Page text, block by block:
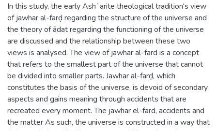
In this study, the early Ashʿarite theological tradition's view
of jawhar al-farḍ regarding the structure of the universe and
the theory of ādat regarding the functioning of the universe
are discussed and the relationship between these two
views is analysed. The view of jawhar al-fard is a concept
that refers to the smallest part of the universe that cannot
be divided into smaller parts. Jawhar al-farḍ, which
constitutes the basis of the universe, is devoid of secondary
aspects and gains meaning through accidents that are
recreated every moment. The jawhar el-fard, accidents and
the matter As such, the universe is constructed in a way that